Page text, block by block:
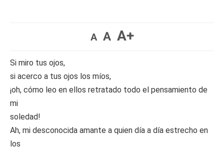
A A A+
Si miro tus ojos,
si acerco a tus ojos los míos,
¡oh, cómo leo en ellos retratado todo el pensamiento de
mi
soledad!
Ah, mi desconocida amante a quien día a día estrecho en
los